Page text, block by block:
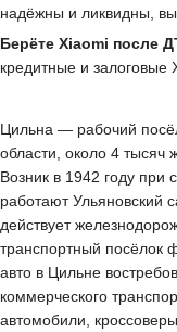
надёжны и ликвидны,
Берёте Xiaomi после
кредитные и залоговые
Цильна — рабочий
области, около 4 тысяч
Возник в 1942 году при
работают Ульяновский
действует
транспортный посёлок
авто в Цильне
коммерческого
автомобили,